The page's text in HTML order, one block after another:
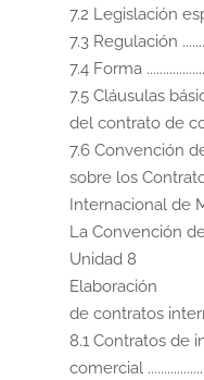
7.2 Legislación
7.3 Regulación
7.4 Forma
7.5 Cláusulas
del contrato de
7.6 Convención
sobre los
Internacional de
La Convención de
Unidad 8
Elaboración
de contratos
8.1 Contratos de
comercial